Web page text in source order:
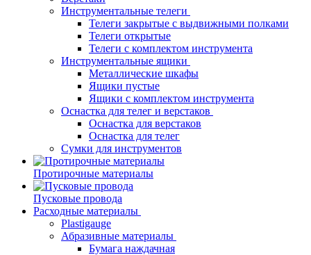
Инструментальные телеги
Телеги закрытые с выдвижными полками
Телеги открытые
Телеги с комплектом инструмента
Инструментальные ящики
Металлические шкафы
Ящики пустые
Ящики с комплектом инструмента
Оснастка для телег и верстаков
Оснастка для верстаков
Оснастка для телег
Сумки для инструментов
Протирочные материалы
Пусковые провода
Расходные материалы
Plastigauge
Абразивные материалы
Бумага наждачная